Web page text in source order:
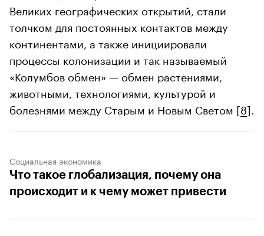
Великих географических открытий, стали
толчком для постоянных контактов между
континентами, а также инициировали
процессы колонизации и так называемый
«Колумбов обмен» — обмен растениями,
животными, технологиями, культурой и
болезнями между Старым и Новым Светом [8].
Социальная экономика
Что такое глобализация, почему она
происходит и к чему может привести